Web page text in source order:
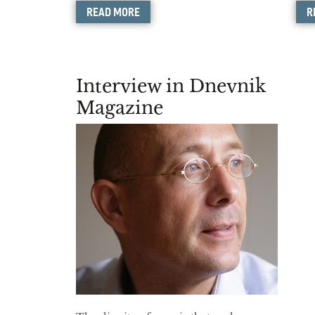
READ MORE
Interview in Dnevnik
Magazine